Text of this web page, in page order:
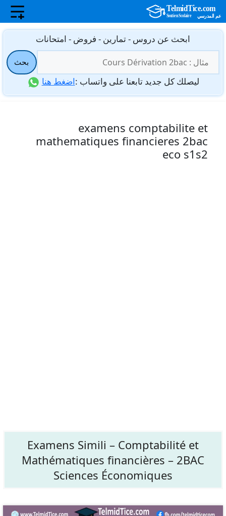
انتقل
المحتوى
ابحث عن دروس - تمارين - فروض - امتحانات
عن:
بحث
ليصلك كل جديد تابعنا على واتساب :اضغط هنا
examens comptabilite et
mathematiques financieres 2bac
eco s1s2
Examens Simili – Comptabilité et
Mathématiques financières – 2BAC
Sciences Économiques